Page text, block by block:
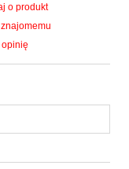
o produkt